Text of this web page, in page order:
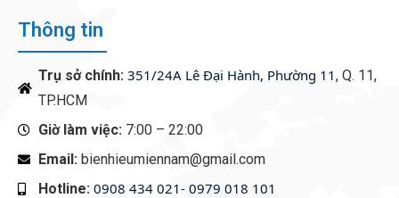
Thông tin
Trụ sở chính: 351/24A Lê Đại Hành, Phường 11, Q. 11,
TP.HCM
Giờ làm việc: 7:00 – 22:00
Email: bienhieumiennam@gmail.com
Hotline: 0908 434 021- 0979 018 101